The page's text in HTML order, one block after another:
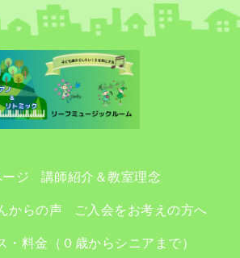
ージ 講師紹介＆教室理念
からの声 ご入会をお考えの方へ
・料金（０歳からシニアまで）